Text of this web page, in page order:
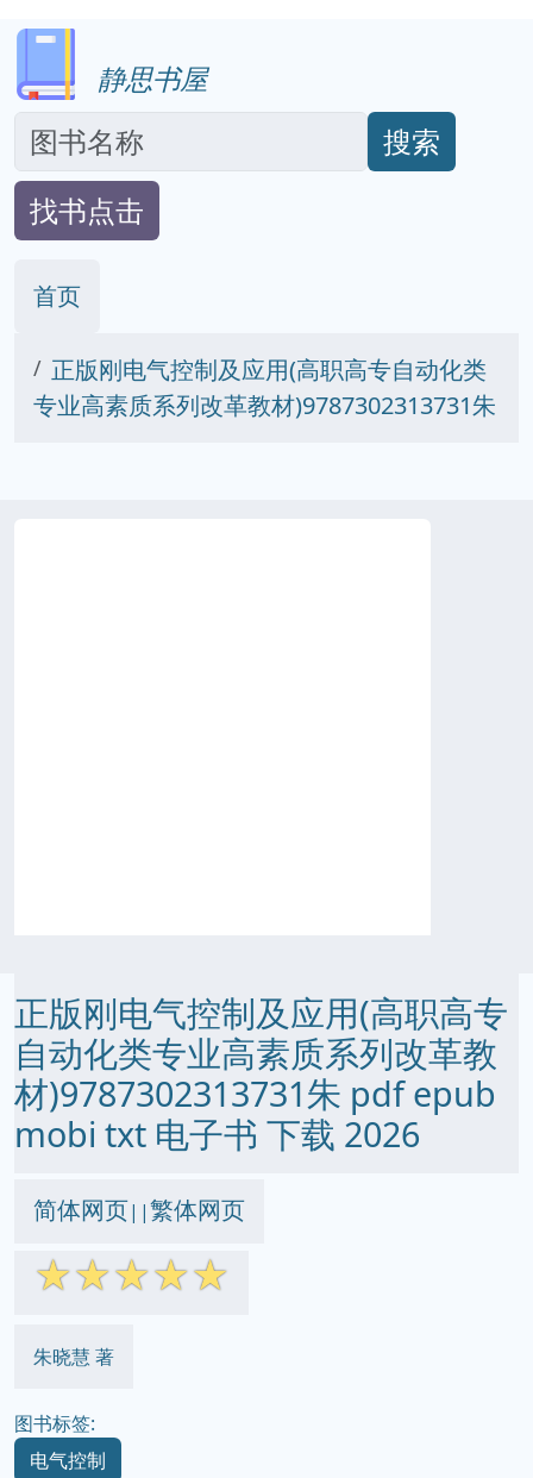
静思书屋
搜索
找书点击
首页
正版刚电气控制及应用(高职高专自动化类
专业高素质系列改革教材)9787302313731朱
正版刚电气控制及应用(高职高专
自动化类专业高素质系列改革教
材)9787302313731朱 pdf epub
mobi txt 电子书 下载 2026
简体网页||繁体网页
☆☆☆☆☆
朱晓慧 著
图书标签:
电气控制